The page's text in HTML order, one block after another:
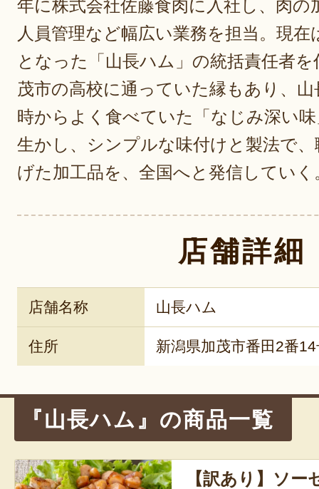
年に株式会社佐藤食肉に入社し、肉の
人員管理など幅広い業務を担当。現
となった「山長ハム」の統括責任者
茂市の高校に通っていた縁もあり、
時からよく食べていた「なじみ深い
生かし、シンプルな味付けと製法で
げた加工品を、全国へと発信していく
店舗詳細
店舗名称 山長ハム
住所 新潟県加茂市番田2番
『山長ハム』の商品一覧
【訳あり】ソー